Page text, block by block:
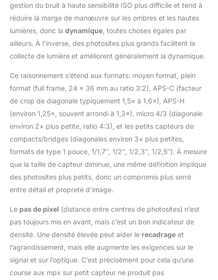
gestion du bruit à haute sensibilité ISO plus difficile et tend à
réduire la marge de manœuvre sur les ombres et les hautes
lumières, donc la dynamique , toutes choses égales par
ailleurs. À l’inverse, des photosites plus grands facilitent la
collecte de lumière et améliorent généralement la dynamique.
Ce raisonnement s’étend aux formats: moyen format, plein
format (full frame, 24 × 36 mm au ratio 3:2), APS-C (facteur
de crop de diagonale typiquement 1,5× à 1,6×), APS-H
(environ 1,25×, souvent arrondi à 1,3×), micro 4/3 (diagonale
environ 2× plus petite, ratio 4:3), et les petits capteurs de
compacts/bridges (diagonales environ 3× plus petites,
formats de type 1 pouce, 1/1,7″, 1/2″, 1/2,3″, 1/2,5″). À mesure
que la taille de capteur diminue, une même définition implique
des photosites plus petits, donc un compromis plus serré
entre détail et propreté d’image.
Le pas de pixel (distance entre centres de photosites) n’est
pas toujours mis en avant, mais c’est un bon indicateur de
densité. Une densité élevée peut aider le recadrage et
l’agrandissement, mais elle augmente les exigences sur le
signal et sur l’optique. C’est précisément pour cela qu’une
course aux mpx sur petit capteur ne produit pas